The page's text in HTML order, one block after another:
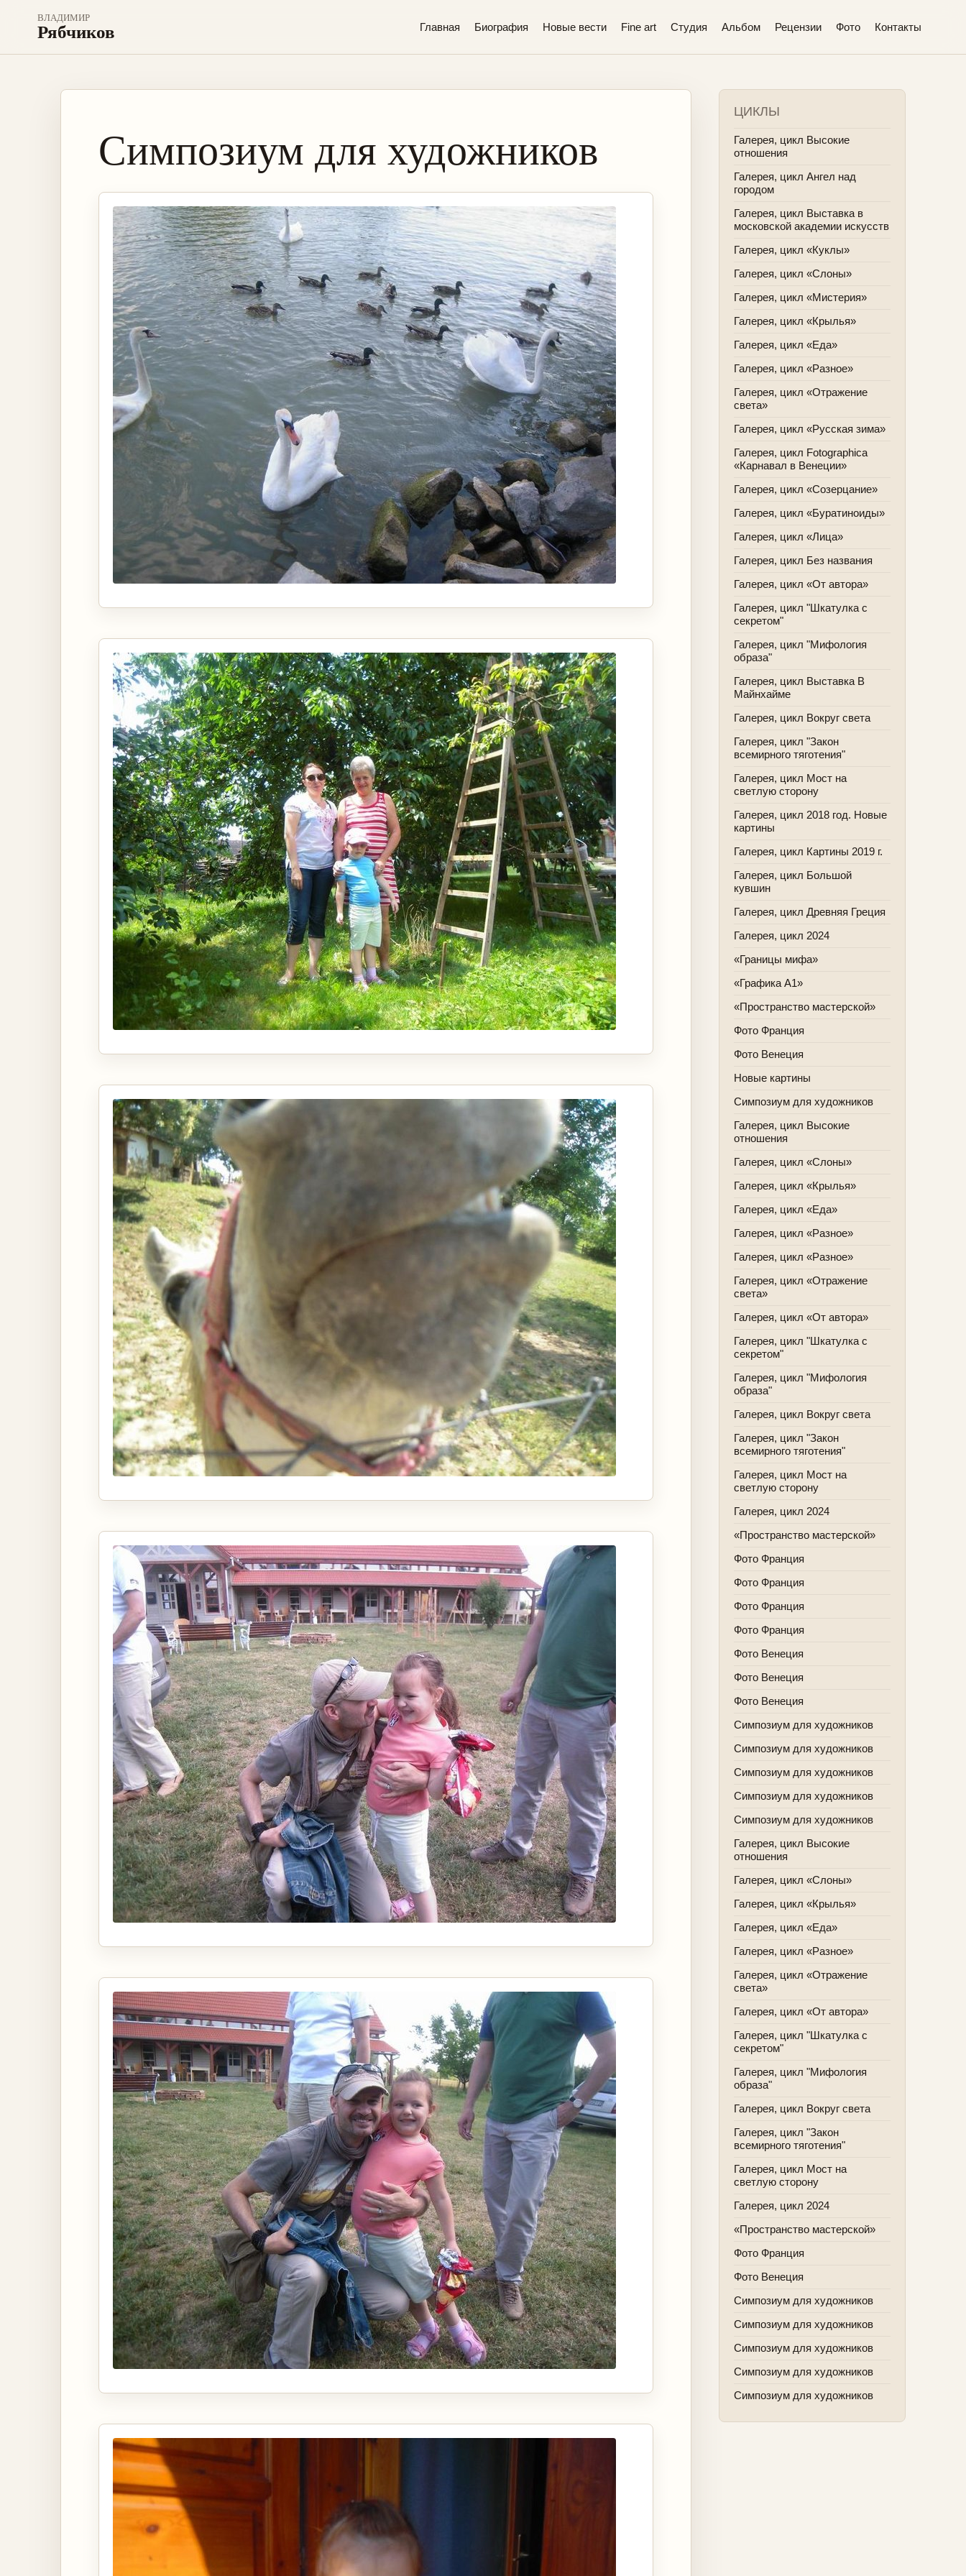
ВЛАДИМИР
Рябчиков Главная Биография Новые вести Fine art Студия Альбом Рецензии Фото Контакты
Симпозиум для художников
ЦИКЛЫ
Галерея, цикл Высокие
отношения
Галерея, цикл Ангел над
городом
Галерея, цикл Выставка в
московской академии искусств
Галерея, цикл «Куклы»
Галерея, цикл «Слоны»
Галерея, цикл «Мистерия»
Галерея, цикл «Крылья»
Галерея, цикл «Еда»
Галерея, цикл «Разное»
Галерея, цикл «Отражение
света»
Галерея, цикл «Русская зима»
Галерея, цикл Fotographica
«Карнавал в Венеции»
Галерея, цикл «Созерцание»
Галерея, цикл «Буратиноиды»
Галерея, цикл «Лица»
Галерея, цикл Без названия
Галерея, цикл «От автора»
Галерея, цикл "Шкатулка с
секретом"
Галерея, цикл "Мифология
образа"
Галерея, цикл Выставка В
Майнхайме
Галерея, цикл Вокруг света
Галерея, цикл "Закон
всемирного тяготения"
Галерея, цикл Мост на
светлую сторону
Галерея, цикл 2018 год. Новые
картины
Галерея, цикл Картины 2019 г.
Галерея, цикл Большой
кувшин
Галерея, цикл Древняя Греция
Галерея, цикл 2024
«Границы мифа»
«Графика А1»
«Пространство мастерской»
Фото Франция
Фото Венеция
Новые картины
Симпозиум для художников
Галерея, цикл Высокие
отношения
Галерея, цикл «Слоны»
Галерея, цикл «Крылья»
Галерея, цикл «Еда»
Галерея, цикл «Разное»
Галерея, цикл «Разное»
Галерея, цикл «Отражение
света»
Галерея, цикл «От автора»
Галерея, цикл "Шкатулка с
секретом"
Галерея, цикл "Мифология
образа"
Галерея, цикл Вокруг света
Галерея, цикл "Закон
всемирного тяготения"
Галерея, цикл Мост на
светлую сторону
Галерея, цикл 2024
«Пространство мастерской»
Фото Франция
Фото Франция
Фото Франция
Фото Франция
Фото Венеция
Фото Венеция
Фото Венеция
Симпозиум для художников
Симпозиум для художников
Симпозиум для художников
Симпозиум для художников
Симпозиум для художников
Галерея, цикл Высокие
отношения
Галерея, цикл «Слоны»
Галерея, цикл «Крылья»
Галерея, цикл «Еда»
Галерея, цикл «Разное»
Галерея, цикл «Отражение
света»
Галерея, цикл «От автора»
Галерея, цикл "Шкатулка с
секретом"
Галерея, цикл "Мифология
образа"
Галерея, цикл Вокруг света
Галерея, цикл "Закон
всемирного тяготения"
Галерея, цикл Мост на
светлую сторону
Галерея, цикл 2024
«Пространство мастерской»
Фото Франция
Фото Венеция
Симпозиум для художников
Симпозиум для художников
Симпозиум для художников
Симпозиум для художников
Симпозиум для художников